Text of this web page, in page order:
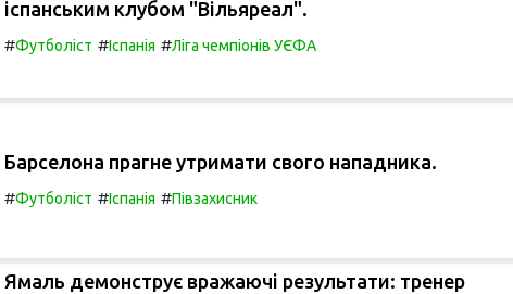
іспанським клубом "Вільяреал".
#Футболіст #Іспанія #Ліга чемпіонів УЄФА
Барселона прагне утримати свого нападника.
#Футболіст #Іспанія #Півзахисник
Ямаль демонструє вражаючі результати: тренер